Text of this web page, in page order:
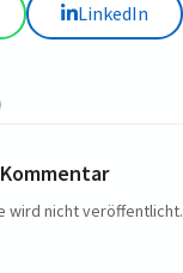
LinkedIn
wird nicht veröffentlicht.